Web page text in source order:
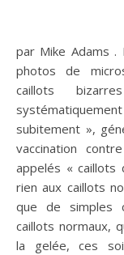
par Mike Adams . Nous publions aujourd’hui une série de
photos de
caillots
subitement »,
vaccination
appelés « caillots
rien aux caillots
que de simples
caillots normaux,
la gelée, ces